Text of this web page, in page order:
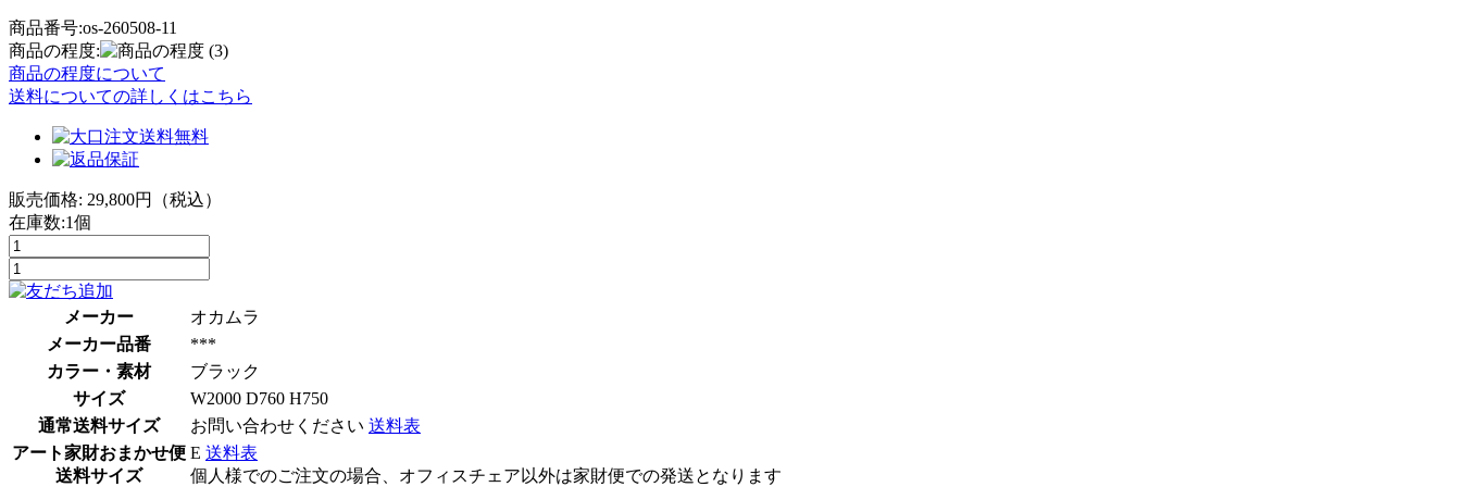
商品番号:os-260508-11
商品の程度:
(3)
商品の程度について
送料についての詳しくはこちら
販売価格: 29,800円（税込）
在庫数:1個
メーカー
オカムラ
メーカー品番
***
カラー・素材
ブラック
サイズ
W2000 D760 H750
通常送料サイズ
お問い合わせください 送料表
アート家財おまかせ便
送料サイズ
E 送料表
個人様でのご注文の場合、オフィスチェア以外は家財便での発送となります